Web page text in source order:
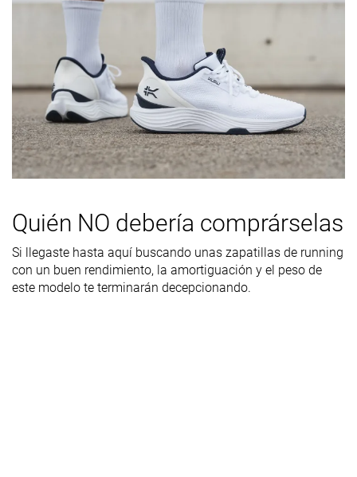
Diferencia de
Pequeña
Durabilidad
de la parte
delantera
Buena Decente Decente
Durabilidad
del acolchado
Alta Alta Alta
Durabilidad
de la suela
exterior
Decente Buena Decente
Transpirabilidad Baja Media
Quién NO debería comprárselas
Si llegaste hasta aquí buscando unas zapatillas de running
con un buen rendimiento, la amortiguación y el peso de
este modelo te terminarán decepcionando.